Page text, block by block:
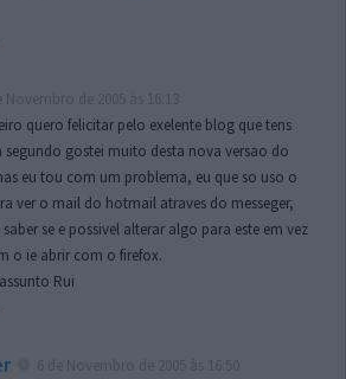
quero felicitar pelo exelente blog que tens
segundo gostei muito desta nova versao do
eu tou com um problema, eu que so uso o
ver o mail do hotmail atraves do messeger,
se e possivel alterar algo para este em vez
o ie abrir com o firefox.
Rui